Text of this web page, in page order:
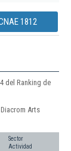
1812
del Ranking de
Arts
Sector
Actividad